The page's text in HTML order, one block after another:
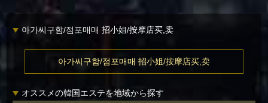
아가씨구함/점포매매 招小姐/按摩店买,卖
아가씨구함/점포매매 招小姐/按摩店买,卖
オススメの韓国エステを地域から探す